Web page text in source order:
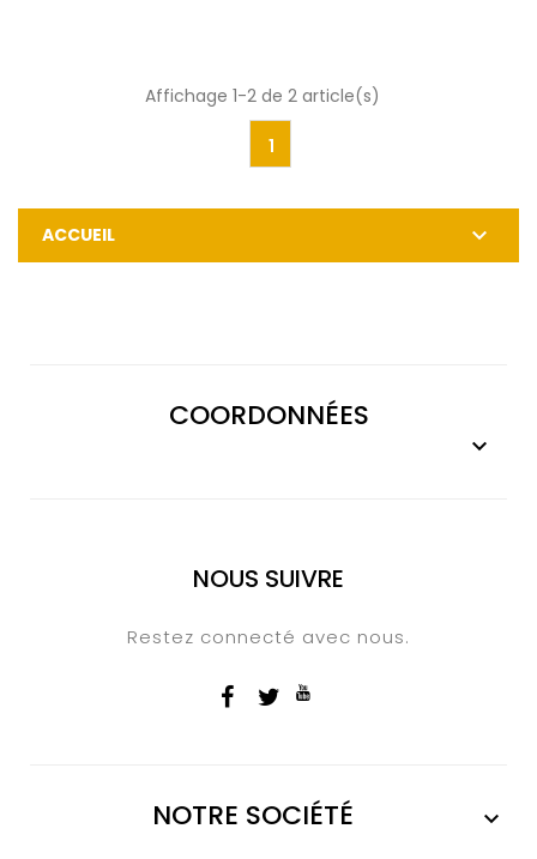
Affichage 1-2 de 2 article(s)
1
ACCUEIL 
COORDONNÉES

NOUS SUIVRE
Restez connecté avec nous.
NOTRE SOCIÉTÉ 